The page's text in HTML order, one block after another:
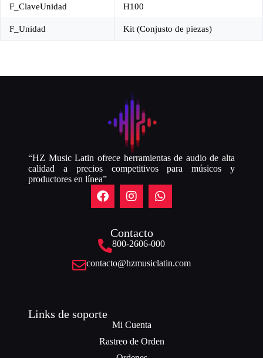
F_ClaveUnidad H100
F_Unidad Kit (Conjusto de piezas)
“HZ Music Latin ofrece herramientas de audio de alta
calidad a precios competitivos para músicos y
productores en línea”
Contacto
800-2606-000
contacto@hzmusiclatin.com
Links de soporte
Mi Cuenta
Rastreo de Orden